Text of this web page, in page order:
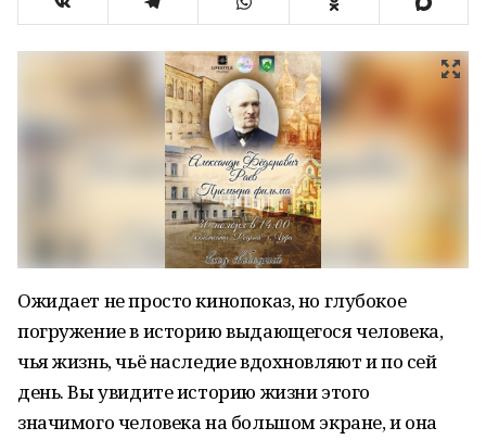
Ожидает не просто кинопоказ, но глубокое
погружение в историю выдающегося человека,
чья жизнь, чьё наследие вдохновляют и по сей
день. Вы увидите историю жизни этого
значимого человека на большом экране, и она